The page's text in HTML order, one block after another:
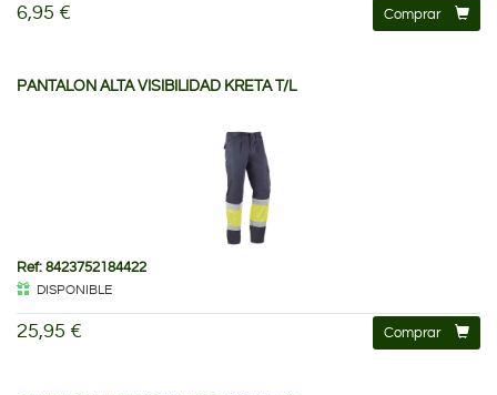
6,95 € Comprar
PANTALON ALTA VISIBILIDAD KRETA T/L
Ref: 8423752184422
DISPONIBLE
25,95 € Comprar